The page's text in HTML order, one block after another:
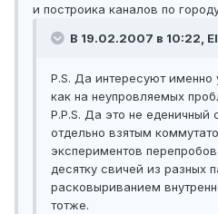
и построика каналов по
В 19.02.2007 в 10:22,
P.S. Да интересуют
как на неупровляемых
P.P.S. Да это не еденичный
отдельно взятым
экспериментов
десятку свичей из разных
расковыриванием
тотже.